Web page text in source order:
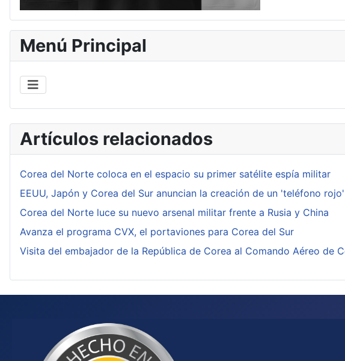
Menú Principal
Artículos relacionados
Corea del Norte coloca en el espacio su primer satélite espía militar
EEUU, Japón y Corea del Sur anuncian la creación de un 'teléfono
Corea del Norte luce su nuevo arsenal militar frente a Rusia y China
Avanza el programa CVX, el portaviones para Corea del Sur
Visita del embajador de la República de Corea al Comando Aéreo de